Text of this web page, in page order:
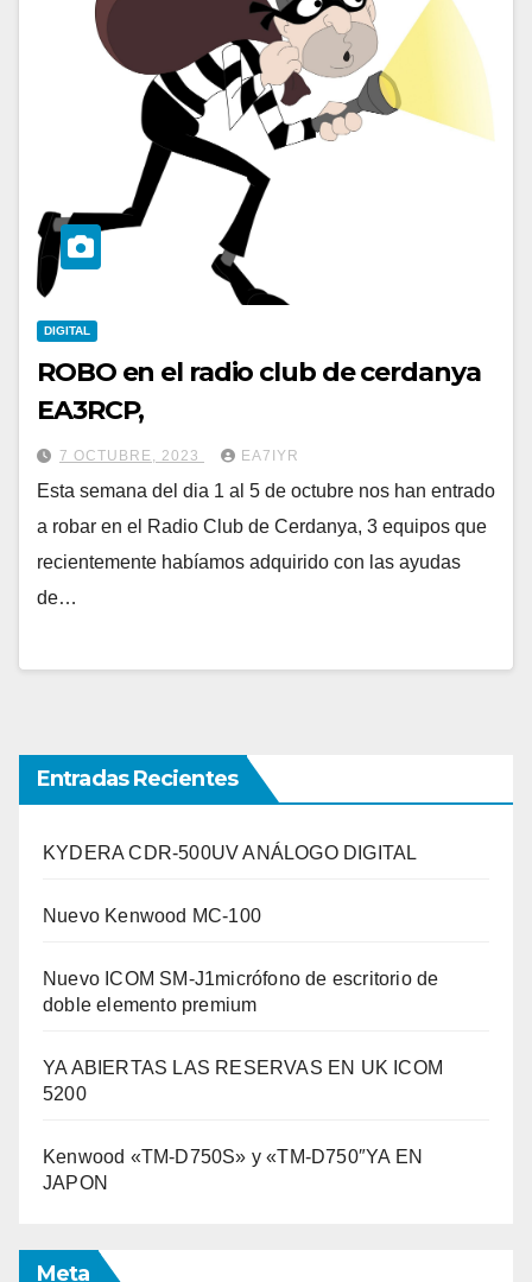
DIGITAL
ROBO en el radio club de cerdanya
EA3RCP,
7 OCTUBRE, 2023 EA7IYR
Esta semana del dia 1 al 5 de octubre nos han entrado
a robar en el Radio Club de Cerdanya, 3 equipos que
recientemente habíamos adquirido con las ayudas
de…
Entradas Recientes
KYDERA CDR-500UV ANÁLOGO DIGITAL
Nuevo Kenwood MC-100
Nuevo ICOM SM-J1micrófono de escritorio de
doble elemento premium
YA ABIERTAS LAS RESERVAS EN UK ICOM
5200
Kenwood «TM-D750S» y «TM-D750″YA EN
JAPON
Meta